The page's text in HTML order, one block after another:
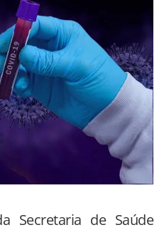
Secretaria de Saúde